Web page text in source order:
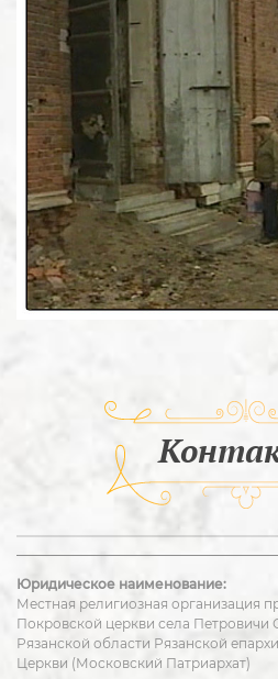
Юридическое наименование:
Местная религиозная организация
Покровской церкви села Петровичи
Рязанской области Рязанской
Церкви (Московский Патриархат)